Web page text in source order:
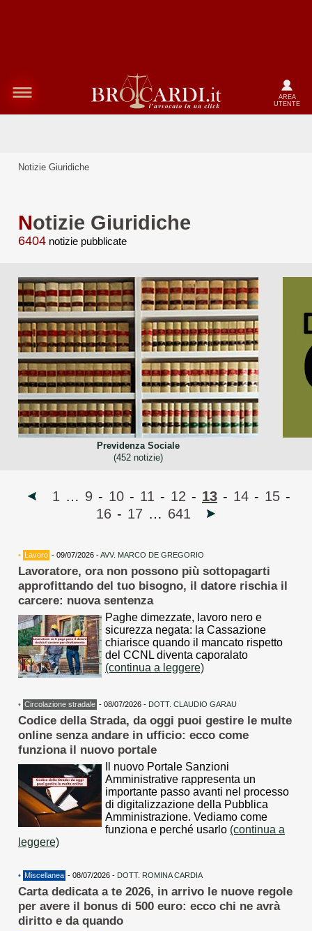
AREA
UTENTE
Notizie Giuridiche
Notizie Giuridiche
6404 notizie pubblicate
Previdenza Sociale
(452 notizie)
1 … 9 - 10 - 11 - 12 - 13 - 14 - 15 -
16 - 17 … 641
• Lavoro - 09/07/2026 -AVV. MARCO DE GREGORIO
Lavoratore, ora non possono più sottopagarti
approfittando del tuo bisogno, il datore rischia il
carcere: nuova sentenza
Paghe dimezzate, lavoro nero e
sicurezza negata: la Cassazione
chiarisce quando il mancato rispetto
del CCNL diventa caporalato
(continua a leggere)
• Circolazione stradale - 08/07/2026 - DOTT. CLAUDIO GARAU
Codice della Strada, da oggi puoi gestire le multe
online senza andare in ufficio: ecco come
funziona il nuovo portale
Il nuovo Portale Sanzioni
Amministrative rappresenta un
importante passo avanti nel processo
di digitalizzazione della Pubblica
Amministrazione. Vediamo come
funziona e perché usarlo (continua a
leggere)
• Miscellanea - 08/07/2026 - DOTT. ROMINA CARDIA
Carta dedicata a te 2026, in arrivo le nuove regole
per avere il bonus di 500 euro: ecco chi ne avrà
diritto e da quando